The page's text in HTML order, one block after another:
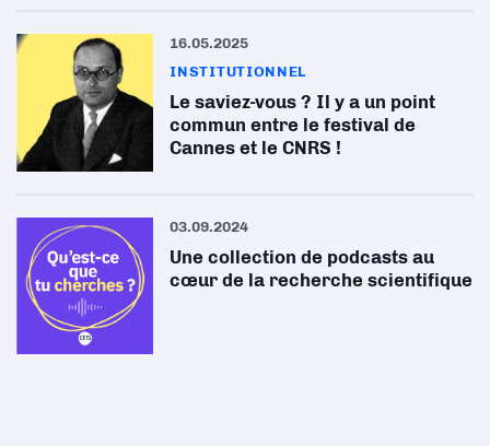
16.05.2025
INSTITUTIONNEL
Le saviez-vous ? Il y a un point
commun entre le festival de
Cannes et le CNRS !
03.09.2024
Une collection de podcasts au
cœur de la recherche scientifique